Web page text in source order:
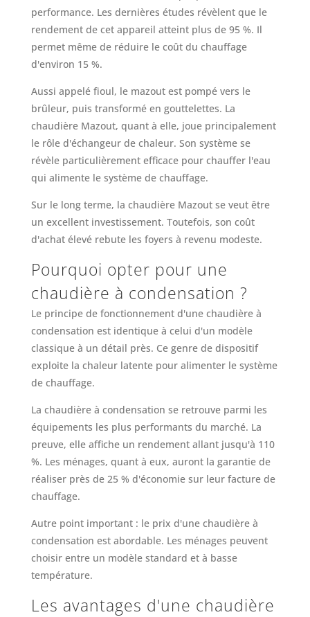
performance. Les dernières études révèlent que le
rendement de cet appareil atteint plus de 95 %. Il
permet même de réduire le coût du chauffage
d'environ 15 %.
Aussi appelé fioul, le mazout est pompé vers le
brûleur, puis transformé en gouttelettes. La
chaudière Mazout, quant à elle, joue principalement
le rôle d'échangeur de chaleur. Son système se
révèle particulièrement efficace pour chauffer l'eau
qui alimente le système de chauffage.
Sur le long terme, la chaudière Mazout se veut être
un excellent investissement. Toutefois, son coût
d'achat élevé rebute les foyers à revenu modeste.
Pourquoi opter pour une
chaudière à condensation ?
Le principe de fonctionnement d'une chaudière à
condensation est identique à celui d'un modèle
classique à un détail près. Ce genre de dispositif
exploite la chaleur latente pour alimenter le système
de chauffage.
La chaudière à condensation se retrouve parmi les
équipements les plus performants du marché. La
preuve, elle affiche un rendement allant jusqu'à 110
%. Les ménages, quant à eux, auront la garantie de
réaliser près de 25 % d'économie sur leur facture de
chauffage.
Autre point important : le prix d'une chaudière à
condensation est abordable. Les ménages peuvent
choisir entre un modèle standard et à basse
température.
Les avantages d'une chaudière